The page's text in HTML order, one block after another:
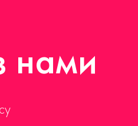
нами